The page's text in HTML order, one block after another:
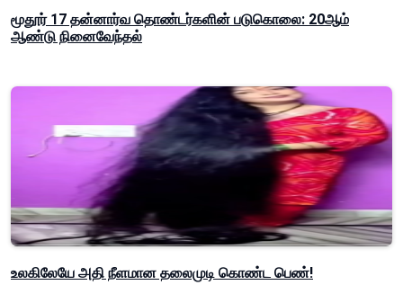
மூதூர் 17 தன்னார்வ தொண்டர்களின் படுகொலை: 20ஆம்
ஆண்டு நினைவேந்தல்
உலகிலேயே அதி நீளமான தலைமுடி கொண்ட பெண்!